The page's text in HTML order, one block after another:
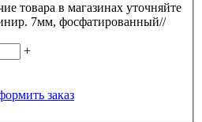
товара в магазинах уточняйте
7мм, фосфатированный//
+
заказ